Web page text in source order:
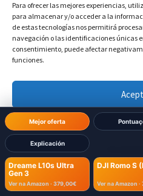
Para ofrecer las mejores experiencias,
para almacenar y/o acceder a la
de estas tecnologías nos permitirá
navegación o las identificaciones únicas
consentimiento, puede afectar
funciones.
Política de cookies Política
Mejor oferta
Explicación
Dreame L10s Ultra
Gen 3
Ver na Amazon · 379,00€
DJI Romo S
Ver na Amazon ·
Melhor
DJI Romo